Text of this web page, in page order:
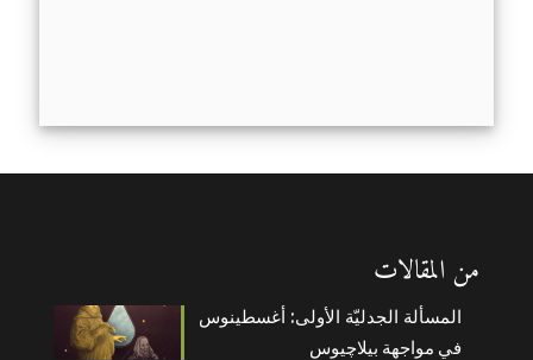
من المقالات
المسألة الجدليّة الأولى: أغسطينوس
في مواجهة بيلاچيوس